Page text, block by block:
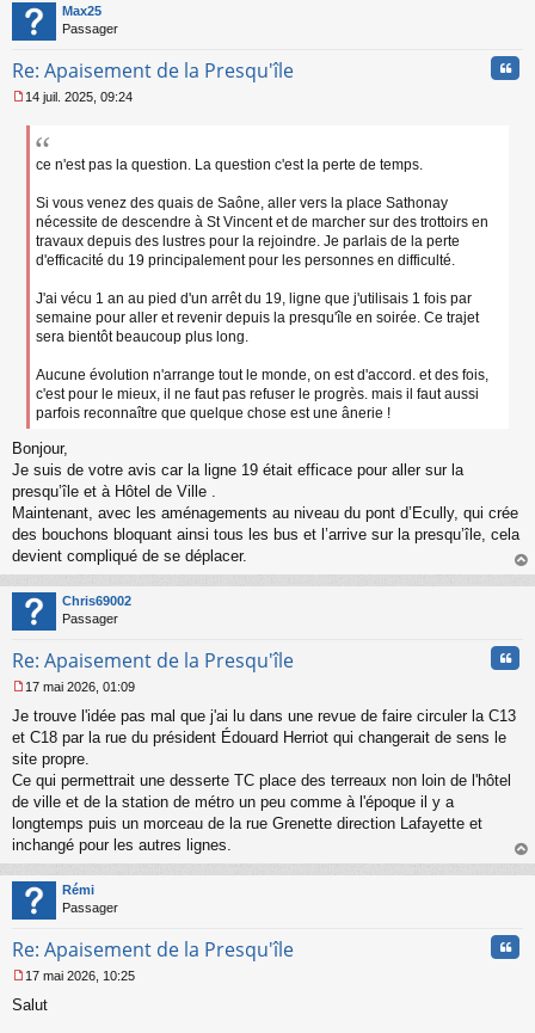
u
Max25
Passager
Re: Apaisement de la Presqu'île
e
14 juil. 2025, 09:24
ce n'est pas la question. La question c'est la perte de temps.
Si vous venez des quais de Saône, aller vers la place Sathonay
nécessite de descendre à St Vincent et de marcher sur des trottoirs en
travaux depuis des lustres pour la rejoindre. Je parlais de la perte
d'efficacité du 19 principalement pour les personnes en difficulté.
J'ai vécu 1 an au pied d'un arrêt du 19, ligne que j'utilisais 1 fois par
semaine pour aller et revenir depuis la presqu'île en soirée. Ce trajet
sera bientôt beaucoup plus long.
Aucune évolution n'arrange tout le monde, on est d'accord. et des fois,
c'est pour le mieux, il ne faut pas refuser le progrès. mais il faut aussi
parfois reconnaître que quelque chose est une ânerie !
Bonjour,
Je suis de votre avis car la ligne 19 était efficace pour aller sur la
presqu’île et à Hôtel de Ville .
Maintenant, avec les aménagements au niveau du pont d’Ecully, qui crée
des bouchons bloquant ainsi tous les bus et l’arrive sur la presqu’île, cela
devient compliqué de se déplacer.
au
Chris69002
Passager
Re: Apaisement de la Presqu'île
e
s
s
g
e
n
o
n
l
u
17 mai 2026, 01:09
Je trouve l'idée pas mal que j'ai lu dans une revue de faire circuler la C13
et C18 par la rue du président Édouard Herriot qui changerait de sens le
site propre.
Ce qui permettrait une desserte TC place des terreaux non loin de l'hôtel
de ville et de la station de métro un peu comme à l'époque il y a
longtemps puis un morceau de la rue Grenette direction Lafayette et
inchangé pour les autres lignes.
au
Rémi
Passager
Re: Apaisement de la Presqu'île
e
17 mai 2026, 10:25
Salut